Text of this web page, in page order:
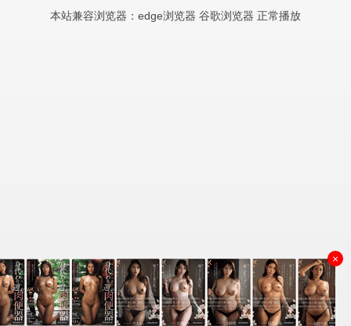
×
本站兼容浏览器：edge浏览器 谷歌浏览器 正常播放